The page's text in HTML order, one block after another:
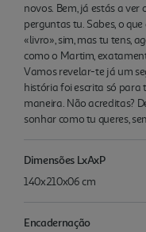
novos. Bem, já estás a ver
perguntas tu. Sabes, o
«livro», sim, mas tu tens,
como o Martim,
Vamos revelar-te já um
história foi escrita só para
maneira. Não acreditas?
sonhar como tu queres,
Dimensões LxAxP
140x210x06 cm
Encadernação